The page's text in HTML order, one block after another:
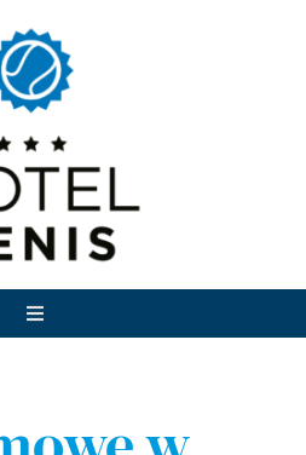
Toggle